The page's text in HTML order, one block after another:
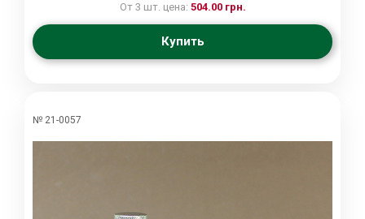
От 3 шт. цена: 504.00 грн.
Купить
№ 21-0057